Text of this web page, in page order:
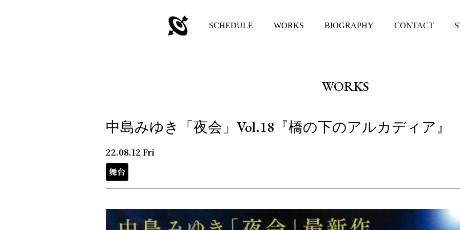
SCHEDULE WORKS BIOGRAPHY CONTACT
WORKS
中島みゆき「夜会」Vol.18『橋の下のアルカディア』
22.08.12 Fri
舞台